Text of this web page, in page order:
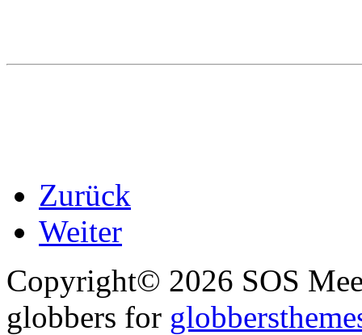
Zurück
Weiter
Copyright© 2026 SOS
globbers for